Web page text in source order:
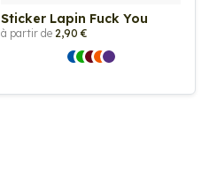
Sticker Lapin Fuck You
à partir de 2,90 €